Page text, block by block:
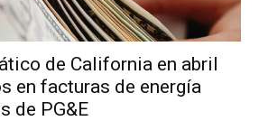
de California en abril
en facturas de energía
de PG&E